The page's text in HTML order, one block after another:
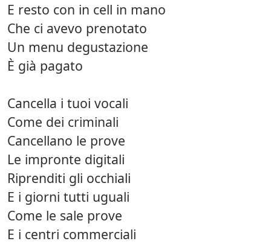
E resto con in cell in mano
Che ci avevo prenotato
Un menu degustazione
È già pagato
Cancella i tuoi vocali
Come dei criminali
Cancellano le prove
Le impronte digitali
Riprenditi gli occhiali
E i giorni tutti uguali
Come le sale prove
E i centri commerciali